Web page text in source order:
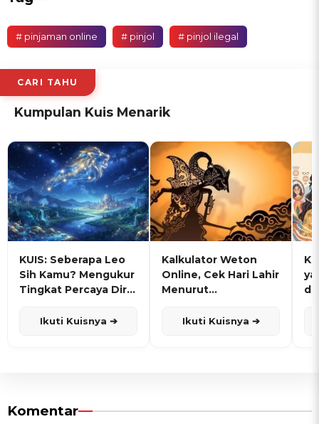
# pinjaman online # pinjol # pinjol ilegal
CARI TAHU
Kumpulan Kuis Menarik
KUIS: Seberapa Leo
Sih Kamu? Mengukur
Tingkat Percaya Diri
Ikuti Kuisnya ➔
Kalkulator Weton
Online, Cek Hari Lahir
Menurut
Ikuti Kuisnya ➔
Komentar